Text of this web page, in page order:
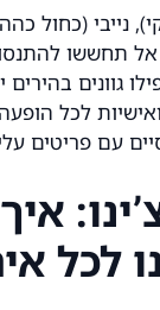
נייבי (כחול
תחששו
גוונים
ואישיות לכל
עם פריטים
לכל